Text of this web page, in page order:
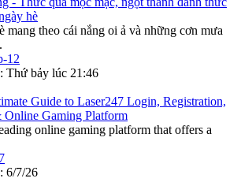
hè
mang theo cái nắng oi ả và những cơn mưa
12
Thứ bảy lúc 21:46
Guide to Laser247 Login, Registration,
Online Gaming Platform
online gaming platform that offers a
6/7/26